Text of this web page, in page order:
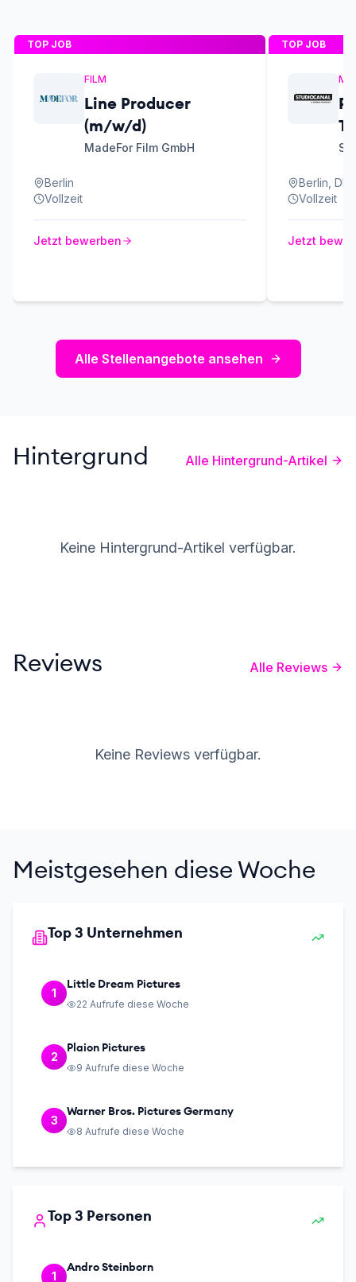
TOP JOB
FILM
Line Producer
(m/w/d)
MadeFor Film GmbH
Berlin
Vollzeit
Jetzt bewerben
TOP JOB
&
Berlin, DE
Vollzeit
Jetzt
Alle Stellenangebote ansehen
Hintergrund Alle Hintergrund-Artikel
Keine Hintergrund-Artikel verfügbar.
Reviews Alle Reviews
Keine Reviews verfügbar.
Meistgesehen diese Woche
Top 3 Unternehmen
1
Little Dream Pictures
22 Aufrufe diese Woche
2
Plaion Pictures
9 Aufrufe diese Woche
3
Warner Bros. Pictures Germany
8 Aufrufe diese Woche
Top 3 Personen
1
Andro Steinborn